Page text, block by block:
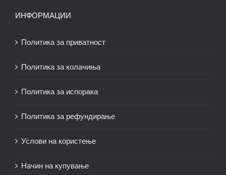
ИНФОРМАЦИИ
Политика за приватност
Политика за колачиња
Политика за испорака
Политика за рефундирање
Услови на користење
Начин на купување